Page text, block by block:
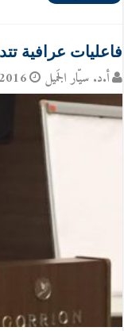
فاعليات عرافية
أ.د. سيّار الجَميل